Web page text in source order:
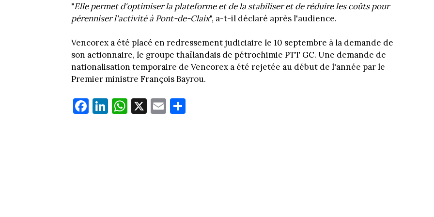
"Elle permet d'optimiser la plateforme et de la stabiliser et de réduire les coûts pour
pérenniser l'activité à Pont-de-Claix", a-t-il déclaré après l'audience.
Vencorex a été placé en redressement judiciaire le 10 septembre à la demande de
son actionnaire, le groupe thaïlandais de pétrochimie PTT GC. Une demande de
nationalisation temporaire de Vencorex a été rejetée au début de l'année par le
Premier ministre François Bayrou.
Fa
ce
Li
nk
W
ha
X E
m